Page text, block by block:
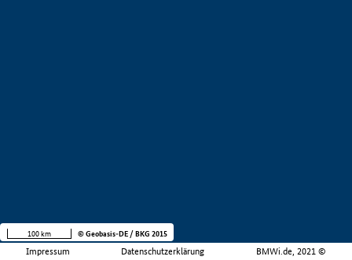
Impressum Datenschutzerklärung BMWi.de, 2021 ©
100 km © Geobasis-DE / BKG 2015